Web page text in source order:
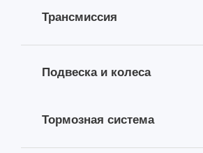
Трансмиссия
Подвеска и колеса
Тормозная система